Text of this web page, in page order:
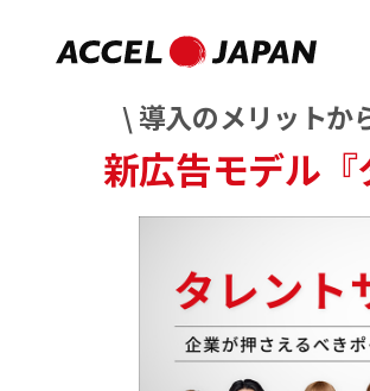
\ 導入のメリットか
新広告モデル『